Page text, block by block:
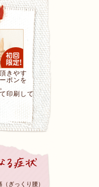
きやす
ポンを
印刷して
（ぎっくり腰）